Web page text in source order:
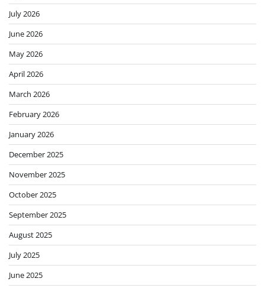
July 2026
June 2026
May 2026
April 2026
March 2026
February 2026
January 2026
December 2025
November 2025
October 2025
September 2025
August 2025
July 2025
June 2025